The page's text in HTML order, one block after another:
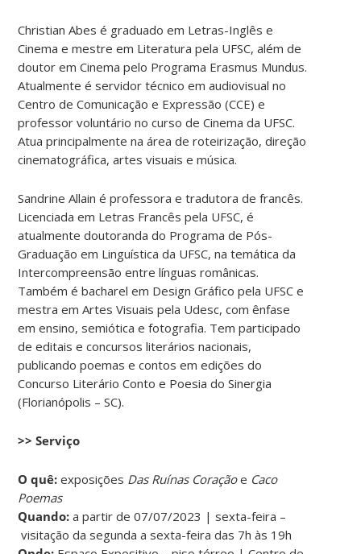
Christian Abes é graduado em Letras-Inglês e
Cinema e mestre em Literatura pela UFSC, além de
doutor em Cinema pelo Programa Erasmus Mundus.
Atualmente é servidor técnico em audiovisual no
Centro de Comunicação e Expressão (CCE) e
professor voluntário no curso de Cinema da UFSC.
Atua principalmente na área de roteirização, direção
cinematográfica, artes visuais e música.
Sandrine Allain é professora e tradutora de francês.
Licenciada em Letras Francês pela UFSC, é
atualmente doutoranda do Programa de Pós-
Graduação em Linguística da UFSC, na temática da
Intercompreensão entre línguas românicas.
Também é bacharel em Design Gráfico pela UFSC e
mestra em Artes Visuais pela Udesc, com ênfase
em ensino, semiótica e fotografia. Tem participado
de editais e concursos literários nacionais,
publicando poemas e contos em edições do
Concurso Literário Conto e Poesia do Sinergia
(Florianópolis – SC).
>> Serviço
O quê:exposições Das Ruínas Coraçãoe Caco
Poemas
Quando:a partir de 07/07/2023 | sexta-feira –
visitação da segunda a sexta-feira das 7h às 19h